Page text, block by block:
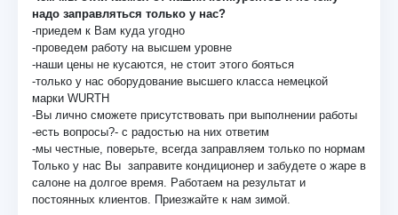
надо заправляться только у нас?
-приедем к Вам куда угодно
-проведем работу на высшем уровне
-наши цены не кусаются, не стоит этого бояться
-только у нас оборудование высшего класса немецкой
марки WURTH
-Вы лично сможете присутствовать при выполнении работы
-есть вопросы?- с радостью на них ответим
-мы честные, поверьте, всегда заправляем только по нормам
Только у нас Вы заправите кондиционер и забудете о жаре в
салоне на долгое время. Работаем на результат и
постоянных клиентов. Приезжайте к нам зимой.